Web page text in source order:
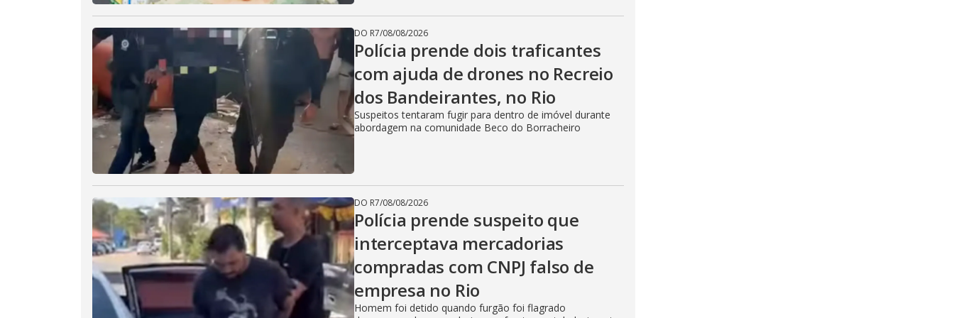
DO R7/08/08/2026
Polícia prende dois traficantes
com ajuda de drones no Recreio
dos Bandeirantes, no Rio
Suspeitos tentaram fugir para dentro de imóvel durante
abordagem na comunidade Beco do Borracheiro
DO R7/08/08/2026
Polícia prende suspeito que
interceptava mercadorias
compradas com CNPJ falso de
empresa no Rio
Homem foi detido quando furgão foi flagrado